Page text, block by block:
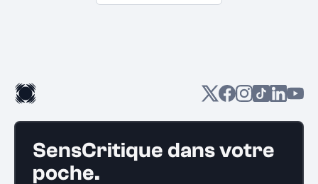
SensCritique dans votre
poche.